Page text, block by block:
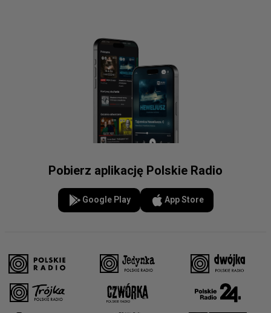
Pobierz aplikację Polskie Radio
Google Play App Store